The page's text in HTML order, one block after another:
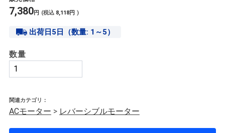
7,380円 (税込 8,118円 )
出荷日5日（数量: 1～5）
数量
関連カテゴリ：
ACモーター > レバーシブルモーター